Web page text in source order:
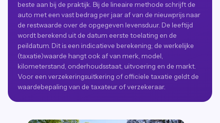
beste aan bij de praktijk. Bij de lineaire methode schrijft de
auto met een vast bedrag per jaar af van de nieuwprijs naar
de restwaarde over de opgegeven levensduur. De leeftijd
wordt berekend uit de datum eerste toelating en de
peildatum. Dit is een indicatieve berekening; de werkelijke
(taxatie)waarde hangt ook af van merk, model,
kilometerstand, onderhoudsstaat, uitvoering en de markt.
Voor een verzekeringsuitkering of officiele taxatie geldt de
waardebepaling van de taxateur of verzekeraar.